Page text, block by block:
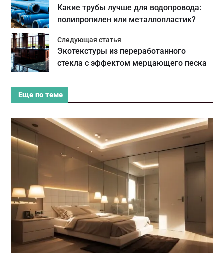
Какие трубы лучше для водопровода:
полипропилен или металлопластик?
Следующая статья
Экотекстуры из переработанного
стекла с эффектом мерцающего песка
Еще по теме